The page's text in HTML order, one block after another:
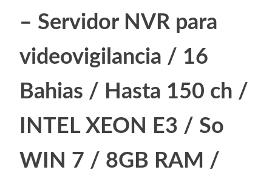
– Servidor NVR para
videovigilancia / 16
Bahias / Hasta 150 ch /
INTEL XEON E3 / So
WIN 7 / 8GB RAM /